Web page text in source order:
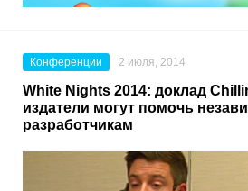
Конференции 2 июля, 2014
White Nights 2014: доклад
издатели могут помочь
разработчикам